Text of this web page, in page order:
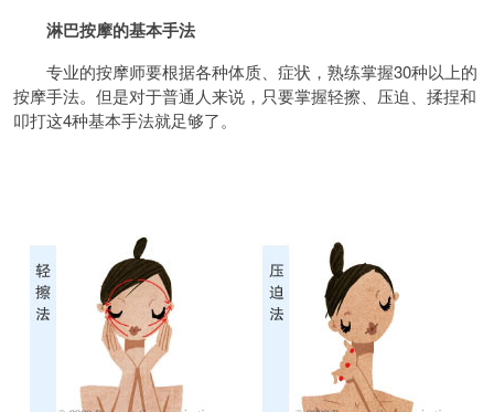
淋巴按摩的基本手法
专业的按摩师要根据各种体质、症状，熟练掌握30种以上的
按摩手法。但是对于普通人来说，只要掌握轻擦、压迫、揉捏和
叩打这4种基本手法就足够了。